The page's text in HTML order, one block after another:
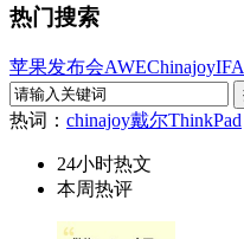
热门搜索
苹果发布会AWEChinajoyIFA
热词： chinajoy戴尔ThinkPad
24小时热文
本周热评